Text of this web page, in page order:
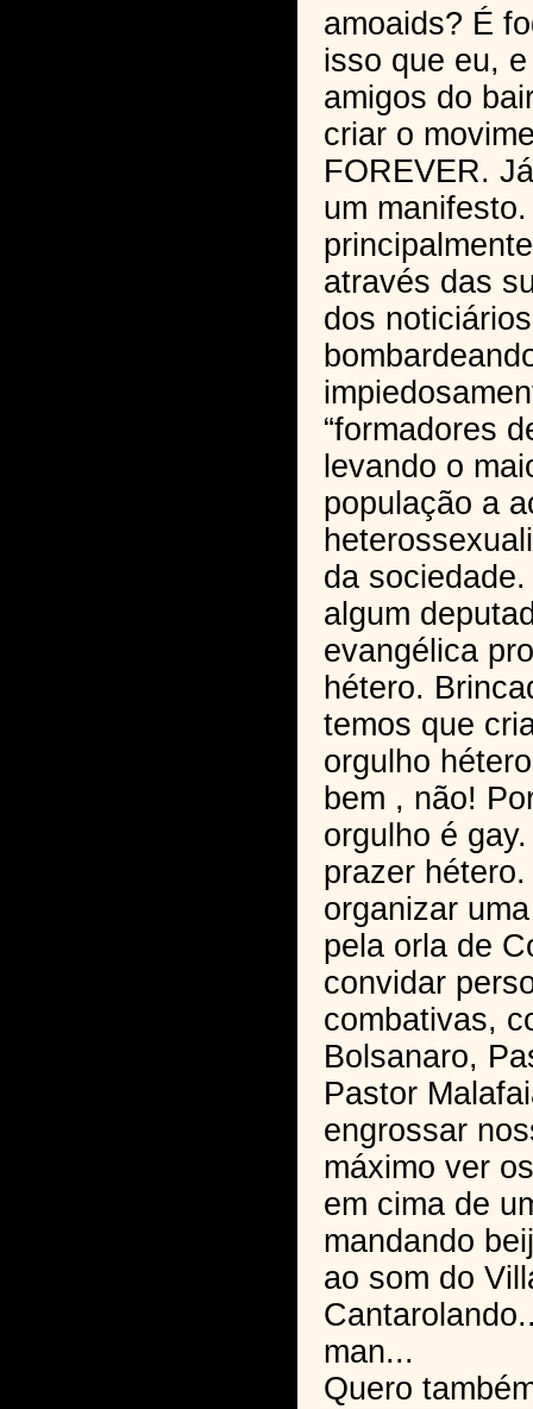
amoaids? É
isso que eu,
amigos do
criar o
FOREVER.
um
através das
dos
“formadores
levando o
população a
da
algum
evangélica
hétero.
temos que
orgulho
bem , não!
orgulho é
prazer
organizar
pela orla de
convidar
combativas,
Bolsanaro,
Pastor
engrossar
máximo ver
em cima de
mandando
ao som do
man...
Quero